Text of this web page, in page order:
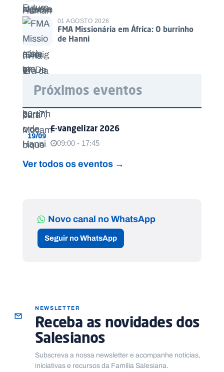
01 AGOSTO 2026
FMA Missionária em África: O burrinho
de Hanni
Próximos eventos
19/09
E-vangelizar 2026
09:00 - 17:45
Ver todos os eventos →
Novo canal no WhatsApp
Seguir no WhatsApp
NEWSLETTER
Receba as novidades dos
Salesianos
Subscreva a nossa newsletter e acompanhe notícias,
iniciativas e recursos da Família Salesiana.